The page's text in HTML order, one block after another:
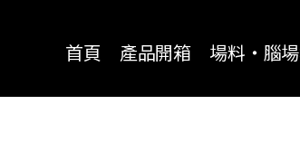
首頁 產品開箱 場料‧腦